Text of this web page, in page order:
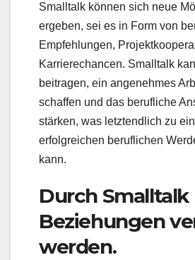
Smalltalk können sich neue
ergeben, sei es in Form von
Empfehlungen,
Karrierechancen. Smalltalk
beitragen, ein angenehmes
schaffen und das berufliche
stärken, was letztendlich zu
erfolgreichen beruflichen
kann.
Durch
Beziehungen
werden.